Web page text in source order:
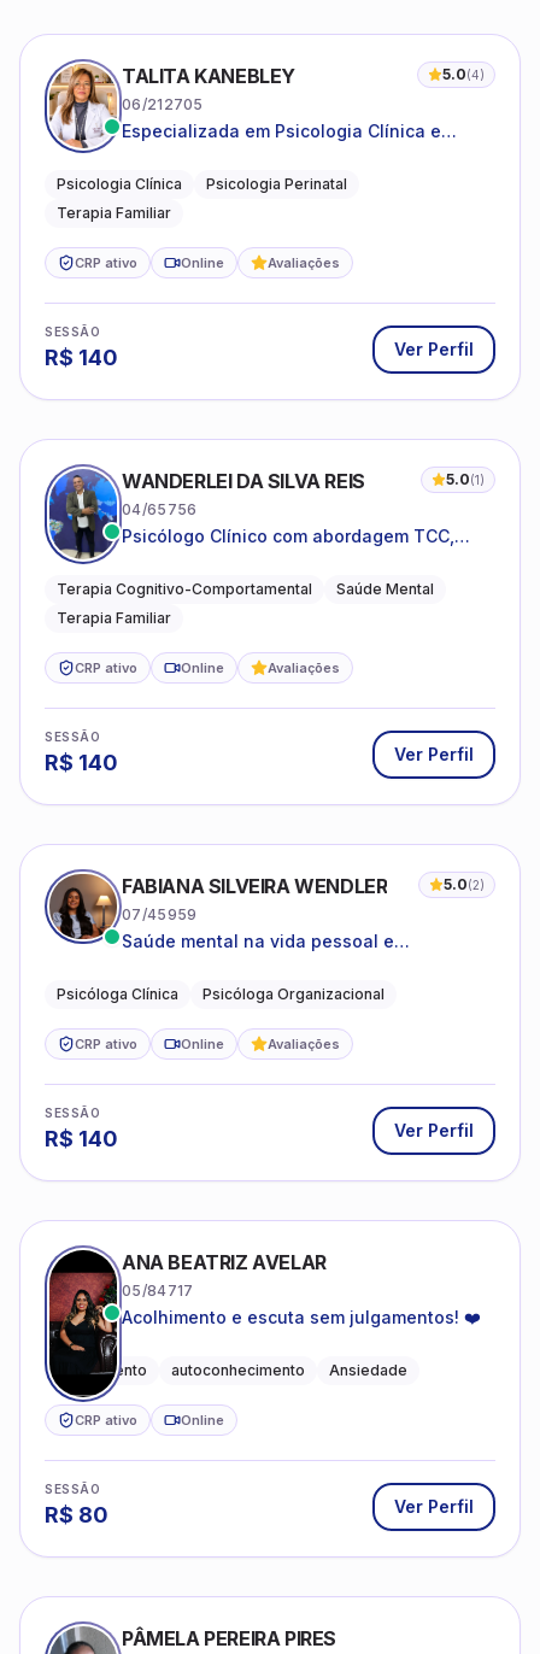
TALITA KANEBLEY 5.0(4)
06/212705
Especializada em Psicologia Clínica e
famílias
Psicologia Clínica
Psicologia Perinatal
Terapia Familiar
CRP ativo Online Avaliações
SESSÃO
R$ 140 Ver Perfil
WANDERLEI DA SILVA REIS 5.0(1)
04/65756
Psicólogo Clínico com abordagem TCC,
sistêmica
Terapia Cognitivo-Comportamental
Saúde Mental
Terapia Familiar
CRP ativo Online Avaliações
SESSÃO
R$ 140 Ver Perfil
FABIANA SILVEIRA WENDLER 5.0(2)
07/45959
Saúde mental na vida pessoal e
Psicóloga Clínica Psicóloga Organizacional
CRP ativo Online Avaliações
SESSÃO
R$ 140 Ver Perfil
ANA BEATRIZ AVELAR
05/84717
Acolhimento e escuta sem julgamentos! ❤️
Acolhimento autoconhecimento Ansiedade
CRP ativo Online
SESSÃO
R$ 80 Ver Perfil
PÂMELA PEREIRA PIRES